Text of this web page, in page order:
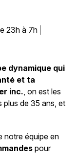
23h à 7h
dynamique qui
et ta
inc., on est les
plus de 35 ans, et
notre équipe en
pour